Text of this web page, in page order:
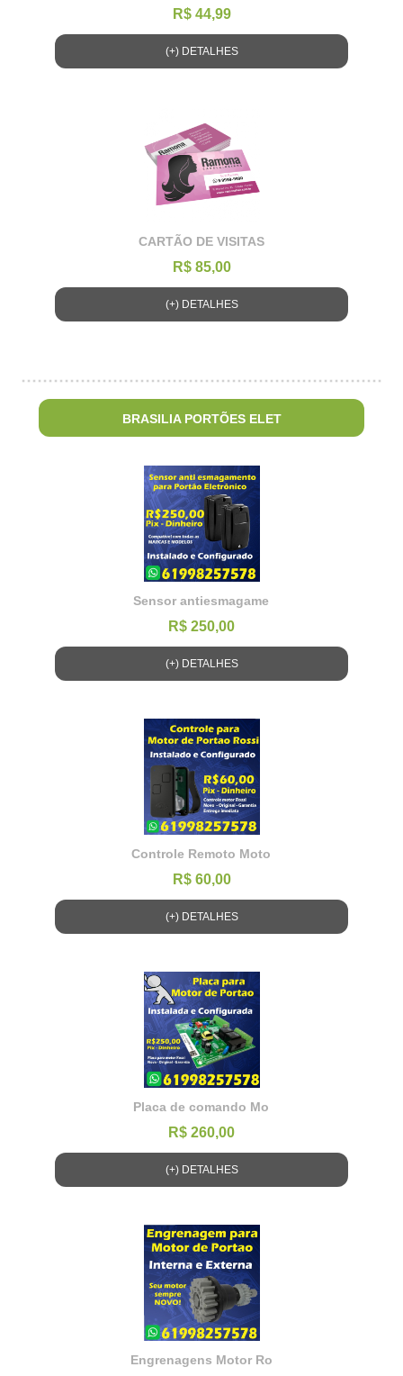
R$ 44,99
(+) DETALHES
CARTÃO DE VISITAS
R$ 85,00
(+) DETALHES
BRASILIA PORTÕES ELET
Sensor antiesmagame
R$ 250,00
(+) DETALHES
Controle Remoto Moto
R$ 60,00
(+) DETALHES
Placa de comando Mo
R$ 260,00
(+) DETALHES
Engrenagens Motor Ro